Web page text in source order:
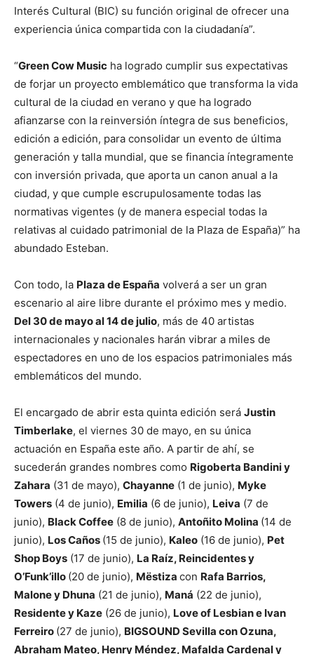
Interés Cultural (BIC) su función original de ofrecer una
experiencia única compartida con la ciudadanía”.
“Green Cow Music ha logrado cumplir sus expectativas
de forjar un proyecto emblemático que transforma la vida
cultural de la ciudad en verano y que ha logrado
afianzarse con la reinversión íntegra de sus beneficios,
edición a edición, para consolidar un evento de última
generación y talla mundial, que se financia íntegramente
con inversión privada, que aporta un canon anual a la
ciudad, y que cumple escrupulosamente todas las
normativas vigentes (y de manera especial todas la
relativas al cuidado patrimonial de la Plaza de España)” ha
abundado Esteban.
Con todo, la Plaza de España volverá a ser un gran
escenario al aire libre durante el próximo mes y medio.
Del 30 de mayo al 14 de julio, más de 40 artistas
internacionales y nacionales harán vibrar a miles de
espectadores en uno de los espacios patrimoniales más
emblemáticos del mundo.
El encargado de abrir esta quinta edición será Justin
Timberlake, el viernes 30 de mayo, en su única
actuación en España este año. A partir de ahí, se
sucederán grandes nombres como Rigoberta Bandini y
Zahara (31 de mayo), Chayanne (1 de junio), Myke
Towers (4 de junio), Emilia (6 de junio), Leiva (7 de
junio), Black Coffee (8 de junio), Antoñito Molina (14 de
junio), Los Caños (15 de junio), Kaleo (16 de junio), Pet
Shop Boys (17 de junio), La Raíz, Reincidentes y
O’Funk’illo (20 de junio), Mëstiza con Rafa Barrios,
Malone y Dhuna (21 de junio), Maná (22 de junio),
Residente y Kaze (26 de junio), Love of Lesbian e Ivan
Ferreiro (27 de junio), BIGSOUND Sevilla con Ozuna,
Abraham Mateo, Henry Méndez, Mafalda Cardenal y